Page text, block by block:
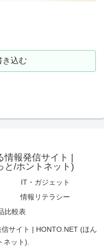
き込む
情報発信サイト |
と/ホントネット)
IT・ガジェット
情報リテラシー
比較表
サイト | HONTO.NET (ほん
ネット).